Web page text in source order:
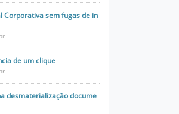
Corporativa sem fugas de in
de um clique
desmaterialização docume